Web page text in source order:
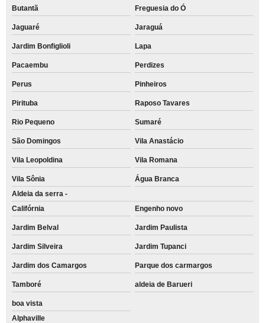
comodato de impressora multifuncional para empresa valores Vila Santa
Tereza
empresa que faz comodato de impressora a laser multifuncional colorida
São Caetano do Sul
comodato de impressora a laser monocromática Califórnia
comodato de impressora para escritório Jardim João Ramalho
empresa que faz comodato de impressora a laser colorida Vila Scarpelli
comodato de impressoras a laser multifuncional colorida Pirituba
comodato de impressora a laser multifuncional colorida Vila Musa
comodato de impressoras para escritório Itapevi
empresa que faz comodato de impressora multifuncional para empresa
Tamanduateí 7
empresa que faz comodato de impressora multifuncional para escritório
Cotia
comodato de impressora para empresa Santo André
comodato de impressora a laser monocromática Califórnia
onde faço comodato de impressora a laser monocromática Vila Guiomar
Butantã Freguesia do Ó
Jaguaré Jaraguá
Jardim Bonfiglioli Lapa
Pacaembu Perdizes
Perus Pinheiros
Pirituba Raposo Tavares
Rio Pequeno Sumaré
São Domingos Vila Anastácio
Vila Leopoldina Vila Romana
Vila Sônia
Água Branca
Aldeia da serra -
Califórnia
Engenho novo
Jardim Belval Jardim Paulista
Jardim Silveira Jardim Tupanci
Jardim dos Camargos Parque dos carmargos
Tamboré aldeia de Barueri
boa vista
Alphaville